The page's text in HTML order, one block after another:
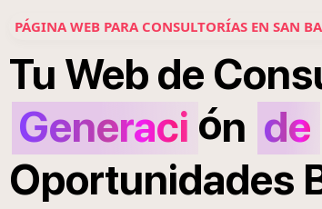
PÁGINA WEB PARA CONSULTORÍAS EN SAN
Tu Web de
Generaci ón de
Oportunidades